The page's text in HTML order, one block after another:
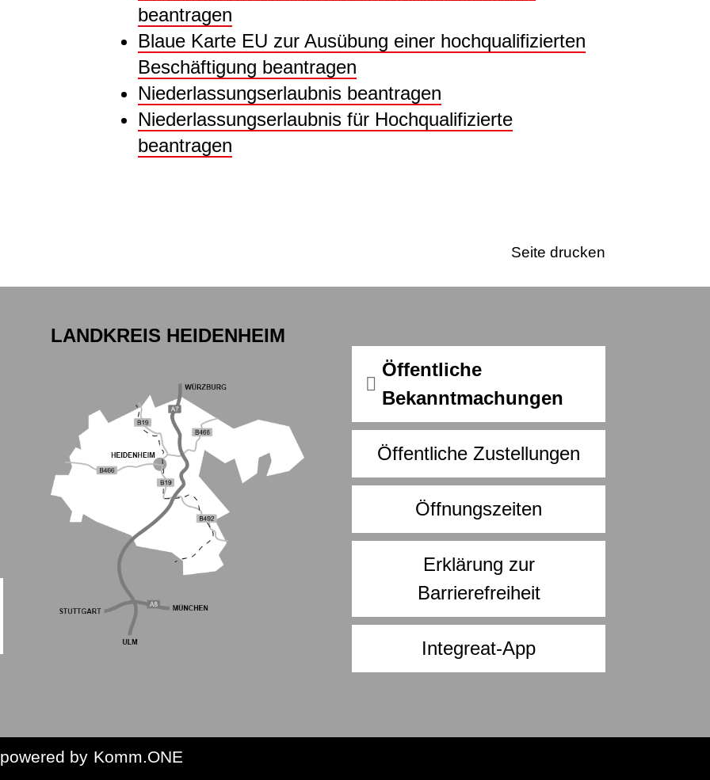
beantragen
Blaue Karte EU zur Ausübung einer hochqualifizierten
Beschäftigung beantragen
Niederlassungserlaubnis beantragen
Niederlassungserlaubnis für Hochqualifizierte
beantragen
Seite drucken
LANDKREIS HEIDENHEIM
Öffentliche
Bekanntmachungen
Öffentliche Zustellungen
Öffnungszeiten
Erklärung zur
Barrierefreiheit
Integreat-App
powered by Komm.ONE